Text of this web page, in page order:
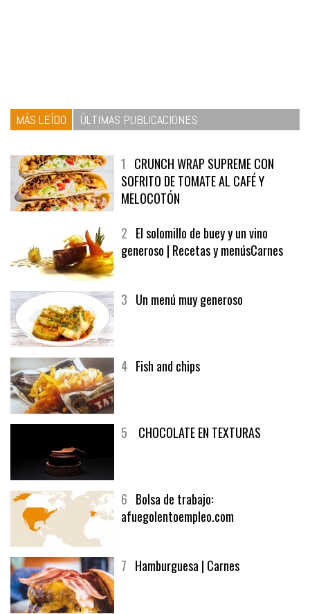
1CRUNCH WRAP SUPREME CON
SOFRITO DE TOMATE AL CAFÉ Y
MELOCOTÓN
2El solomillo de buey y un vino
6Bolsa de trabajo: